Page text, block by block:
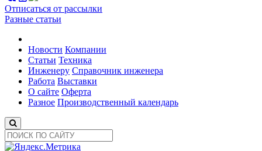
Отписаться от рассылки
Разные статьи
Новости Компании
Статьи Техника
Инженеру Справочник инженера
Работа Выставки
О сайте Оферта
Разное Производственный календарь